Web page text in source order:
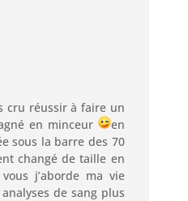
cru réussir à faire un
en minceur
en
sous la barre des 70
changé de taille en
j’aborde ma vie
de sang plus